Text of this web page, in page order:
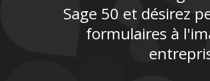
Sage 50 et désirez
formulaires à